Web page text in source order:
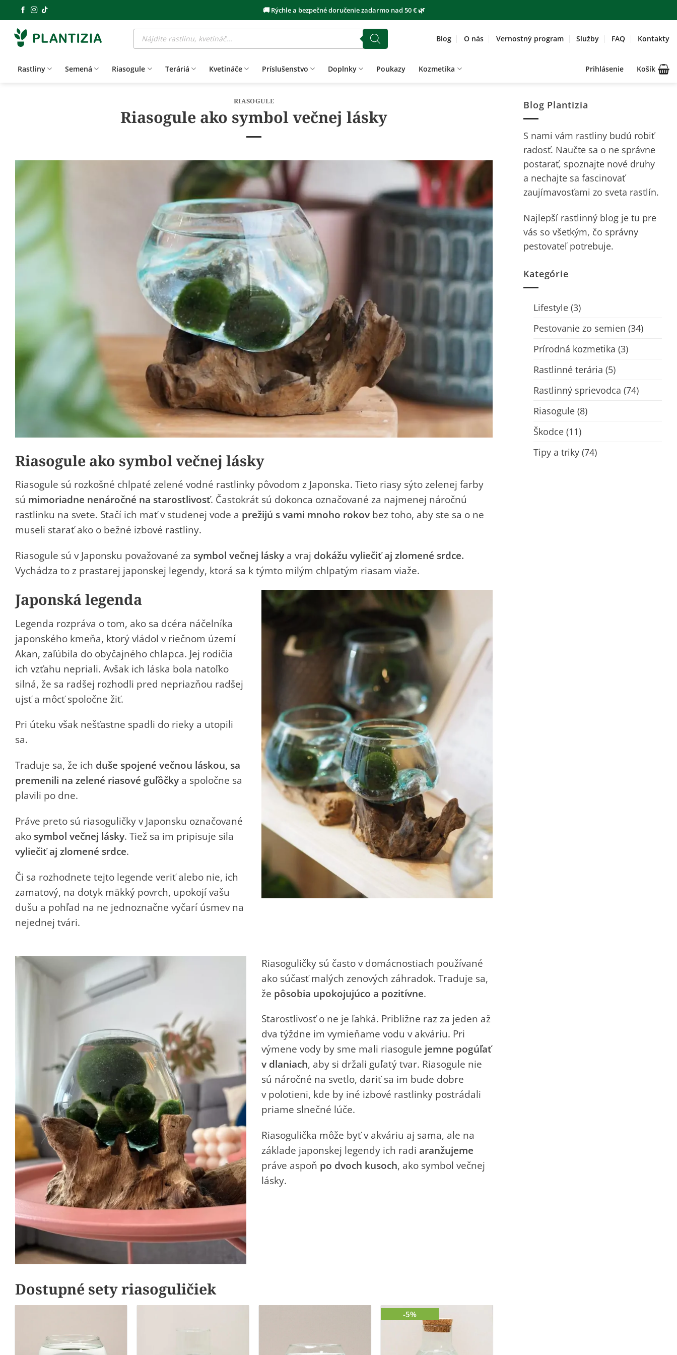
to
content
🚚 Rýchle a bezpečné doručenie zadarmo nad 50 € 🌿
Products
search Blog O nás Vernostný program Služby FAQ Kontakty
Rastliny Semená Riasogule Teráriá Kvetináče Príslušenstvo Doplnky Poukazy Kozmetika Prihlásenie Košík
RIASOGULE
Riasogule ako symbol večnej lásky
Riasogule ako symbol večnej lásky
Riasogule sú rozkošné chlpaté zelené vodné rastlinky pôvodom z Japonska. Tieto riasy sýto zelenej farby
sú mimoriadne nenáročné na starostlivosť. Častokrát sú dokonca označované za najmenej náročnú
rastlinku na svete. Stačí ich mať v studenej vode a prežijú s vami mnoho rokov bez toho, aby ste sa o ne
museli starať ako o bežné izbové rastliny.
Riasogule sú v Japonsku považované za symbol večnej lásky a vraj dokážu vyliečiť aj zlomené srdce.
Vychádza to z prastarej japonskej legendy, ktorá sa k týmto milým chlpatým riasam viaže.
Japonská legenda
Legenda rozpráva o tom, ako sa dcéra náčelníka
japonského kmeňa, ktorý vládol v riečnom území
Akan, zaľúbila do obyčajného chlapca. Jej rodičia
ich vzťahu nepriali. Avšak ich láska bola natoľko
silná, že sa radšej rozhodli pred nepriazňou radšej
ujsť a môcť spoločne žiť.
Pri úteku však nešťastne spadli do rieky a utopili
sa.
Traduje sa, že ich duše spojené večnou láskou, sa
premenili na zelené riasové guľôčky a spoločne sa
plavili po dne.
Práve preto sú riasoguličky v Japonsku označované
ako symbol večnej lásky. Tiež sa im pripisuje sila
vyliečiť aj zlomené srdce.
Či sa rozhodnete tejto legende veriť alebo nie, ich
zamatový, na dotyk mäkký povrch, upokojí vašu
dušu a pohľad na ne jednoznačne vyčarí úsmev na
nejednej tvári.
Riasoguličky sú často v domácnostiach používané
ako súčasť malých zenových záhradok. Traduje sa,
že pôsobia upokojujúco a pozitívne.
Starostlivosť o ne je ľahká. Približne raz za jeden až
dva týždne im vymieňame vodu v akváriu. Pri
výmene vody by sme mali riasogule jemne pogúľať
v dlaniach, aby si držali guľatý tvar. Riasogule nie
sú náročné na svetlo, dariť sa im bude dobre
v polotieni, kde by iné izbové rastlinky postrádali
priame slnečné lúče.
Riasogulička môže byť v akváriu aj sama, ale na
základe japonskej legendy ich radi aranžujeme
práve aspoň po dvoch kusoch, ako symbol večnej
lásky.
Dostupné sety riasoguličiek
-5%
Blog Plantizia
S nami vám rastliny budú robiť
radosť. Naučte sa o ne správne
postarať, spoznajte nové druhy
a nechajte sa fascinovať
zaujímavosťami zo sveta rastlín.
Najlepší rastlinný blog je tu pre
vás so všetkým, čo správny
pestovateľ potrebuje.
Kategórie
Lifestyle (3)
Pestovanie zo semien (34)
Prírodná kozmetika (3)
Rastlinné terária (5)
Rastlinný sprievodca (74)
Riasogule (8)
Škodce (11)
Tipy a triky (74)